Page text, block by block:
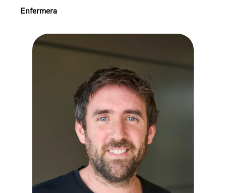
Enfermera